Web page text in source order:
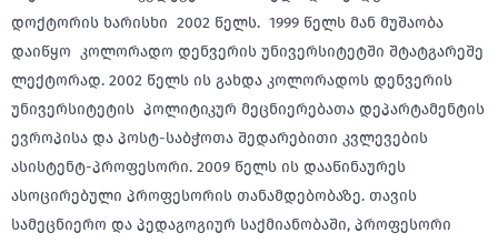
დოქტორის ხარისხი 2002 წელს. 1999 წელს მან მუშაობა
დაიწყო კოლორადო დენვერის უნივერსიტეტში შტატგარეშე
ლექტორად. 2002 წელს ის გახდა კოლორადოს დენვერის
უნივერსიტეტის პოლიტიკურ მეცნიერებათა დეპარტამენტის
ევროპისა და პოსტ-საბჭოთა შედარებითი კვლევების
ასისტენტ-პროფესორი. 2009 წელს ის დააწინაურეს
ასოცირებული პროფესორის თანამდებობაზე. თავის
სამეცნიერო და პედაგოგიურ საქმიანობაში, პროფესორი